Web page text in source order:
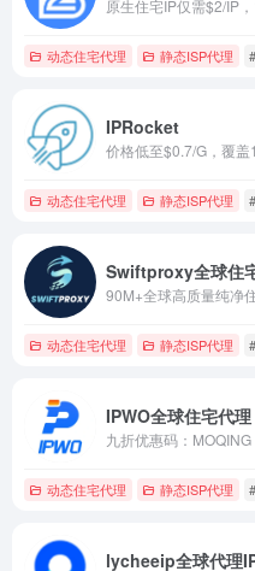
动态住宅代理 静态ISP代理
IPRocket
动态住宅代理 静态ISP代理
Swiftproxy全球住
90M+全球高质量纯净
动态住宅代理 静态ISP代理
IPWO全球住宅代理
动态住宅代理 静态ISP代理
lycheeip全球代理